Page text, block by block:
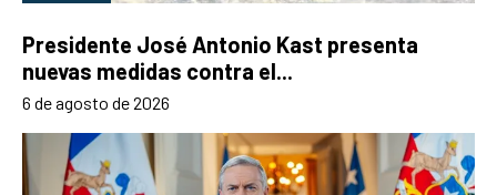
Presidente José Antonio Kast presenta
nuevas medidas contra el...
6 de agosto de 2026